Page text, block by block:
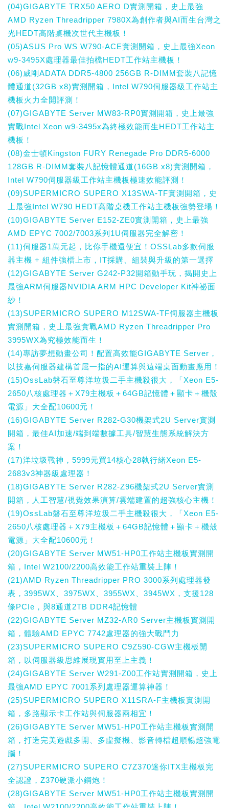
(04)GIGABYTE TRX50 AERO D實測開箱，史上最強
AMD Ryzen Threadripper 7980X為創作者與AI而生台灣之
光HEDT高階桌機次世代主機板！
(05)ASUS Pro WS W790-ACE實測開箱，史上最強Xeon
w9-3495X處理器最佳拍檔HEDT工作站主機板！
(06)威剛ADATA DDR5-4800 256GB R-DIMM套裝八記憶
體通道(32GB x8)實測開箱，Intel W790伺服器級工作站主
機板火力全開評測！
(07)GIGABYTE Server MW83-RP0實測開箱，史上最強
實戰Intel Xeon w9-3495x為終極效能而生HEDT工作站主
機板！
(08)金士頓Kingston FURY Renegade Pro DDR5-6000
128GB R-DIMM套裝八記憶體通道(16GB x8)實測開箱，
Intel W790伺服器級工作站主機板極速效能評測！
(09)SUPERMICRO SUPERO X13SWA-TF實測開箱，史
上最強Intel W790 HEDT高階桌機工作站主機板強勢登場！
(10)GIGABYTE Server E152-ZE0實測開箱，史上最強
AMD EPYC 7002/7003系列1U伺服器完全解密！
(11)伺服器1萬元起，比你手機還便宜！OSSLab多款伺服
器主機 + 組件強檔上市，IT採購、組裝與升級的第一選擇
(12)GIGABYTE Server G242-P32開箱動手玩，揭開史上
最強ARM伺服器NVIDIA ARM HPC Developer Kit神祕面
紗！
(13)SUPERMICRO SUPERO M12SWA-TF伺服器主機板
實測開箱，史上最強實戰AMD Ryzen Threadripper Pro
3995WX為究極效能而生！
(14)專訪夢想動畫公司！配置高效能GIGABYTE Server，
以技嘉伺服器建構首屈一指的AI運算與遠端桌面動畫應用！
(15)OssLab磐石至尊洋垃圾二手主機殺很大，「Xeon E5-
2650八核處理器＋X79主機板＋64GB記憶體＋顯卡＋機殼
電源」大全配10600元！
(16)GIGABYTE Server R282-G30機架式2U Server實測
開箱，最佳AI加速/端到端數據工具/智慧生態系統解決方
案！
(17)洋垃圾戰神，5999元買14核心28執行緒Xeon E5-
2683v3神器級處理器！
(18)GIGABYTE Server R282-Z96機架式2U Server實測
開箱，人工智慧/視覺效果演算/雲端建置的超強核心主機！
(19)OssLab磐石至尊洋垃圾二手主機殺很大，「Xeon E5-
2650八核處理器＋X79主機板＋64GB記憶體＋顯卡＋機殼
電源」大全配10600元！
(20)GIGABYTE Server MW51-HP0工作站主機板實測開
箱，Intel W2100/2200高效能工作站重裝上陣！
(21)AMD Ryzen Threadripper PRO 3000系列處理器發
表，3995WX、3975WX、3955WX、3945WX，支援128
條PCIe，與8通道2TB DDR4記憶體
(22)GIGABYTE Server MZ32-AR0 Server主機板實測開
箱，體驗AMD EPYC 7742處理器的強大戰鬥力
(23)SUPERMICRO SUPERO C9Z590-CGW主機板開
箱，以伺服器級思維展現實用至上主義！
(24)GIGABYTE Server W291-Z00工作站實測開箱，史上
最強AMD EPYC 7001系列處理器運算神器！
(25)SUPERMICRO SUPERO X11SRA-F主機板實測開
箱，多路顯示卡工作站與伺服器兩相宜！
(26)GIGABYTE Server MW51-HP0工作站主機板實測開
箱，打造完美遊戲多開、多虛擬機、影音轉檔超順暢超強電
腦！
(27)SUPERMICRO SUPERO C7Z370迷你ITX主機板完
全認證，Z370硬派小鋼炮！
(28)GIGABYTE Server MW51-HP0工作站主機板實測開